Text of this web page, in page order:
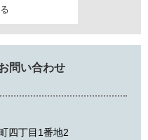
問い合わせ
四丁目1番地2